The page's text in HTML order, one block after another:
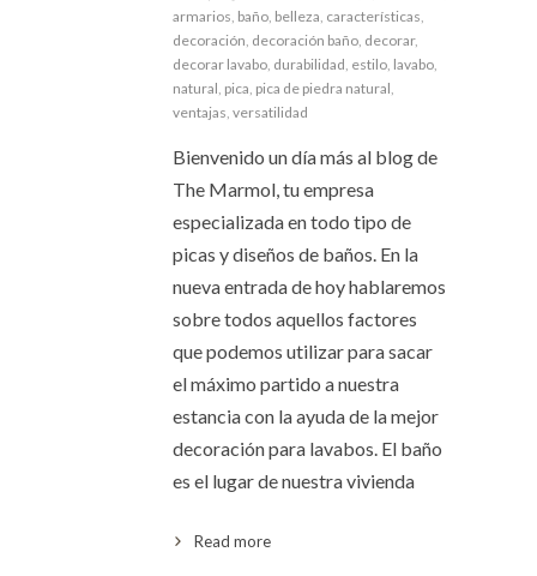
armarios baño belleza características
decoración decoración baño decorar,
decorar lavabo durabilidad estilo lavabo
natural pica pica de piedra natural
ventajas versatilidad
Bienvenido un día más al blog de
The Marmol, tu empresa
especializada en todo tipo de
picas y diseños de baños. En la
nueva entrada de hoy hablaremos
sobre todos aquellos factores
que podemos utilizar para sacar
el máximo partido a nuestra
estancia con la ayuda de la mejor
decoración para lavabos. El baño
es el lugar de nuestra vivienda
Read more